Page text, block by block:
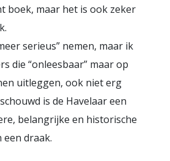
boek, maar het is ook zeker
serieus” nemen, maar ik
die “onleesbaar” maar op
uitleggen, ook niet erg
is de Havelaar een
belangrijke en historische
een draak.